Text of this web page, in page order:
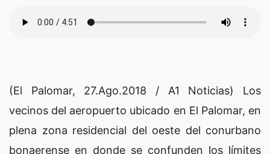
(El Palomar, 27.Ago.2018 / A1 Noticias) Los
vecinos del aeropuerto ubicado en El Palomar, en
plena zona residencial del oeste del conurbano
bonaerense en donde se confunden los límites